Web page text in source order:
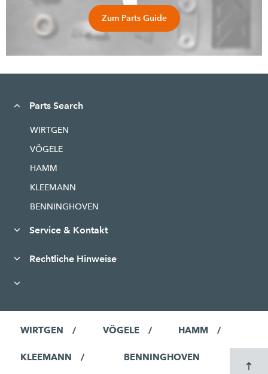
Zum Parts Guide
Parts Search
WIRTGEN
VÖGELE
HAMM
KLEEMANN
BENNINGHOVEN
Service & Kontakt
Rechtliche Hinweise
WIRTGEN VÖGELE HAMM
KLEEMANN BENNINGHOVEN